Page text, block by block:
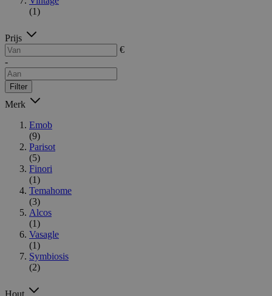
(1)
Prijs
€
-
Filter
Merk
Emob
(9)
Parisot
(5)
Finori
(1)
Temahome
(3)
Alcos
(1)
Vasagle
(1)
Symbiosis
(2)
Hout